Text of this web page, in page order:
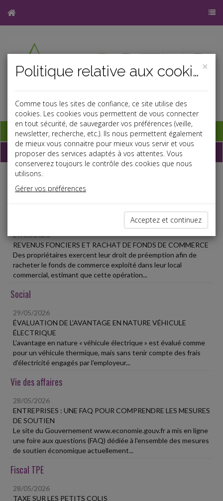
Base documentaire
Dépêches
Liste des dernières dépêches
29/05/2026
REVENUS FONCIERS ET RACHAT DE FONDS DE COMMERCE
Des propriétaires exercent leur droit de préemption afin de
racheter le fonds de commerce exploité dans leur local
commercial, estimant que cette opération...
Social
29/05/2026
ÉVALUATION DE L'AVANTAGE EN NATURE VÉHICULE
ÉLECTRIQUE
L'avantage en nature « véhicule électrique » est évalué comme
pour un véhicule thermique, mais sans tenir compte des frais
d'électricité engagés par l'employeur...
Vie des affaires
28/05/2026
ENTREPRISES : UNE FAQ POUR COMPRENDRE LES MESURES
DE SOUTIEN
Le site du Gouvernement www.economie.gouv.fr a mis en ligne
une foire aux questions (FAQ) dédiée à l'ensemble des mesures
de soutien économique actuellement...
Fiscal TPE
28/05/2026
TAXE SUR LES PETITS COLIS
×
Politique relative aux cookies
Comme tous les sites de confiance, ce site utilise des
cookies. Les cookies vous permettent de vous connecter
en tout sécurité, de sauvegarder vos préférences (veille,
newsletter, recherche, etc.). Ils nous permettent également
de mieux vous connaitre pour mieux vous servir et vous
proposer des services adaptés à vos attentes. Vous
conserverez toujours le contrôle des cookies que nous
utilisons.
Gérer vos préférences
Acceptez et continuez